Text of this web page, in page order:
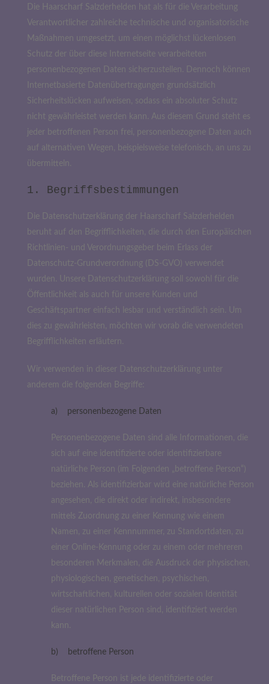
Die Haarscharf Salzderhelden hat als für die Verarbeitung
Verantwortlicher zahlreiche technische und organisatorische
Maßnahmen umgesetzt, um einen möglichst lückenlosen
Schutz der über diese Internetseite verarbeiteten
personenbezogenen Daten sicherzustellen. Dennoch können
Internetbasierte Datenübertragungen grundsätzlich
Sicherheitslücken aufweisen, sodass ein absoluter Schutz
nicht gewährleistet werden kann. Aus diesem Grund steht es
jeder betroffenen Person frei, personenbezogene Daten auch
auf alternativen Wegen, beispielsweise telefonisch, an uns zu
übermitteln.
1. Begriffsbestimmungen
Die Datenschutzerklärung der Haarscharf Salzderhelden
beruht auf den Begrifflichkeiten, die durch den Europäischen
Richtlinien- und Verordnungsgeber beim Erlass der
Datenschutz-Grundverordnung (DS-GVO) verwendet
wurden. Unsere Datenschutzerklärung soll sowohl für die
Öffentlichkeit als auch für unsere Kunden und
Geschäftspartner einfach lesbar und verständlich sein. Um
dies zu gewährleisten, möchten wir vorab die verwendeten
Begrifflichkeiten erläutern.
Wir verwenden in dieser Datenschutzerklärung unter
anderem die folgenden Begriffe:
a) personenbezogene Daten
Personenbezogene Daten sind alle Informationen, die
sich auf eine identifizierte oder identifizierbare
natürliche Person (im Folgenden „betroffene Person“)
beziehen. Als identifizierbar wird eine natürliche Person
angesehen, die direkt oder indirekt, insbesondere
mittels Zuordnung zu einer Kennung wie einem
Namen, zu einer Kennnummer, zu Standortdaten, zu
einer Online-Kennung oder zu einem oder mehreren
besonderen Merkmalen, die Ausdruck der physischen,
physiologischen, genetischen, psychischen,
wirtschaftlichen, kulturellen oder sozialen Identität
dieser natürlichen Person sind, identifiziert werden
kann.
b) betroffene Person
Betroffene Person ist jede identifizierte oder